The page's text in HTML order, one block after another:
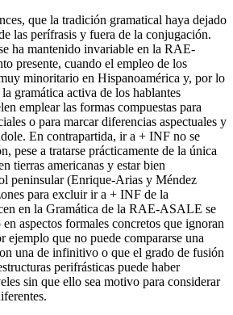
que la tradición gramatical haya dejado
las perífrasis y fuera de la conjugación.
ha mantenido invariable en la RAE-
presente, cuando el empleo de los
minoritario en Hispanoamérica y, por lo
gramática activa de los hablantes
emplear las formas compuestas para
o para marcar diferencias aspectuales y
En contrapartida, ir a + INF no se
pese a tratarse prácticamente de la única
tierras americanas y estar bien
peninsular (Enrique-Arias y Méndez
para excluirir a + INF de la
en la Gramática de la RAE-ASALE se
aspectos formales concretos que ignoran
ejemplo que no puede compararse una
una de infinitivo o que el grado de fusión
perifrásticas puede haber
sin que ello sea motivo para considerar